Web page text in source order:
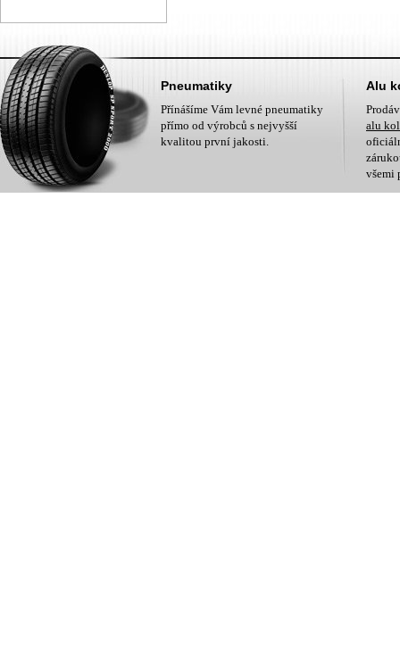
Pneumatiky
Přínášíme Vám levné pneumatiky
přímo od výrobců s nejvyšší
kvalitou první jakosti.
Alu
alu
všemi